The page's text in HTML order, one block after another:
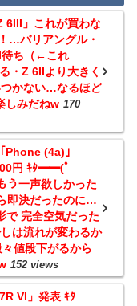
6III」これが買わな
…バリアングル・
待ち（←これ
・Z 6IIより大きく
かない…なるほど
しみだねw 170
Phone (4a)｣
円 ｷﾀ━━(ﾟ
一声欲しかった
即決だったのに…
で 完全空気だった
は流れが変わるか
値段下がるから
152 views
VI」発表 ｷﾀ